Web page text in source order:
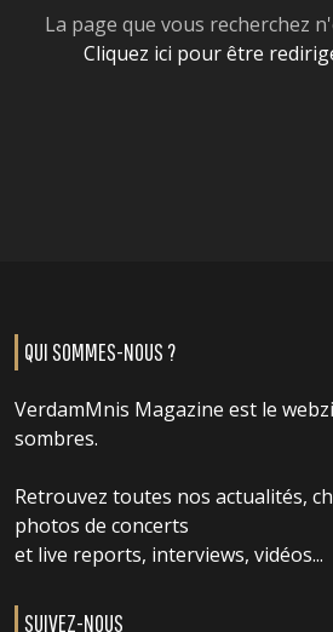
La page que vous recherchez
Cliquez ici pour être
QUI SOMMES-NOUS ?
VerdamMnis Magazine est le
sombres.
Retrouvez toutes nos actualités,
photos de concerts
et live reports, interviews, vidéos...
SUIVEZ-NOUS